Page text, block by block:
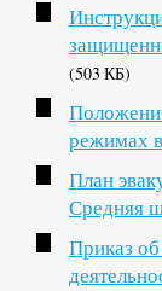
(503 КБ)
режимах
План
Средняя
Приказ